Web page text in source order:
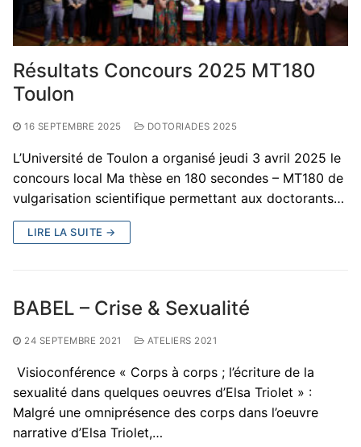
Inscription Soirée Recherche 2025
Archives
Contacts
Résultats Concours 2025 MT180
Toulon
16 SEPTEMBRE 2025 DOTORIADES 2025
L’Université de Toulon a organisé jeudi 3 avril 2025 le
concours local Ma thèse en 180 secondes – MT180 de
vulgarisation scientifique permettant aux doctorants…
LIRE LA SUITE →
BABEL – Crise & Sexualité
24 SEPTEMBRE 2021 ATELIERS 2021
Visioconférence « Corps à corps ; l’écriture de la
sexualité dans quelques oeuvres d’Elsa Triolet » :
Malgré une omniprésence des corps dans l’oeuvre
narrative d’Elsa Triolet,…